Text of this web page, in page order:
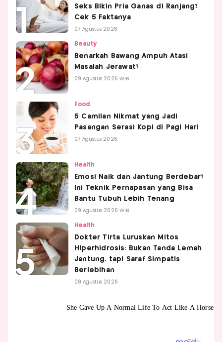
Seks Bikin Pria Ganas di Ranjang?
Cek 5 Faktanya
07 Agustus 2026
Beauty
Benarkah Bawang Ampuh Atasi
Masalah Jerawat?
09 Agustus 2026 WIB
Food
5 Camilan Nikmat yang Jadi
Pasangan Serasi Kopi di Pagi Hari
07 Agustus 2026
Health
Emosi Naik dan Jantung Berdebar?
Ini Teknik Pernapasan yang Bisa
Bantu Tubuh Lebih Tenang
09 Agustus 2026 WIB
Health
Dokter Tirta Luruskan Mitos
Hiperhidrosis: Bukan Tanda Lemah
Jantung, tapi Saraf Simpatis
Berlebihan
08 Agustus 2026